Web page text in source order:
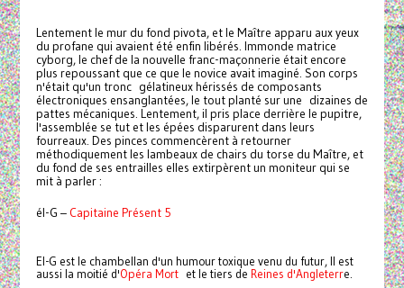
Lentement le mur du fond pivota, et le Maître apparu aux yeux
du profane qui avaient été enfin libérés. Immonde matrice
cyborg, le chef de la nouvelle franc-maçonnerie était encore
plus repoussant que ce que le novice avait imaginé. Son corps
n'était qu'un tronc gélatineux hérissés de composants
électroniques ensanglantées, le tout planté sur une dizaines de
pattes mécaniques. Lentement, il pris place derrière le pupitre,
l'assemblée se tut et les épées disparurent dans leurs
fourreaux. Des pinces commencèrent à retourner
méthodiquement les lambeaux de chairs du torse du Maître, et
du fond de ses entrailles elles extirpèrent un moniteur qui se
mit à parler :
él-G – Capitaine Présent 5
El-G est le chambellan d'un humour toxique venu du futur, Il est
aussi la moitié d'Opéra Mortet le tiers de Reines d'Angleterre.